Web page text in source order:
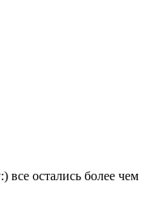
все остались более чем